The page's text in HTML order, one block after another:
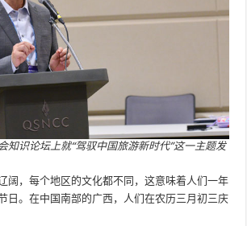
知识论坛上就“驾驭中国旅游新时代”这一主题发
阔，每个地区的文化都不同，这意味着人们一年
日。在中国南部的广西，人们在农历三月初三庆